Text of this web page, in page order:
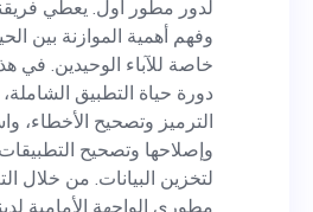
صميم جميع
ستلعب دورًا
الوظائف وواجهة
لمنتجنا. لهذا
لدور مطور أول. يعطي فريقنا
وفهم أهمية الموازنة بين
خاصة للآباء الوحيدين. في
دورة حياة التطبيق
الترميز وتصحيح الأخطاء،
وإصلاحها وتصحيح
لتخزين البيانات. من خلال